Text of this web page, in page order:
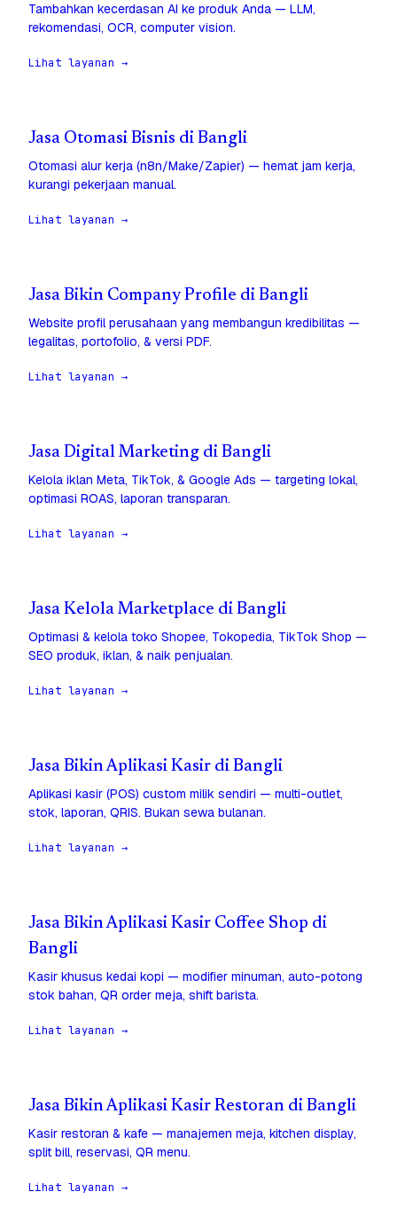
Tambahkan kecerdasan AI ke produk Anda — LLM,
rekomendasi, OCR, computer vision.
Lihat layanan →
Jasa Otomasi Bisnis di Bangli
Otomasi alur kerja (n8n/Make/Zapier) — hemat jam kerja,
kurangi pekerjaan manual.
Lihat layanan →
Jasa Bikin Company Profile di Bangli
Website profil perusahaan yang membangun kredibilitas —
legalitas, portofolio, & versi PDF.
Lihat layanan →
Jasa Digital Marketing di Bangli
Kelola iklan Meta, TikTok, & Google Ads — targeting lokal,
optimasi ROAS, laporan transparan.
Lihat layanan →
Jasa Kelola Marketplace di Bangli
Optimasi & kelola toko Shopee, Tokopedia, TikTok Shop —
SEO produk, iklan, & naik penjualan.
Lihat layanan →
Jasa Bikin Aplikasi Kasir di Bangli
Aplikasi kasir (POS) custom milik sendiri — multi-outlet,
stok, laporan, QRIS. Bukan sewa bulanan.
Lihat layanan →
Jasa Bikin Aplikasi Kasir Coffee Shop di
Bangli
Kasir khusus kedai kopi — modifier minuman, auto-potong
stok bahan, QR order meja, shift barista.
Lihat layanan →
Jasa Bikin Aplikasi Kasir Restoran di Bangli
Kasir restoran & kafe — manajemen meja, kitchen display,
split bill, reservasi, QR menu.
Lihat layanan →